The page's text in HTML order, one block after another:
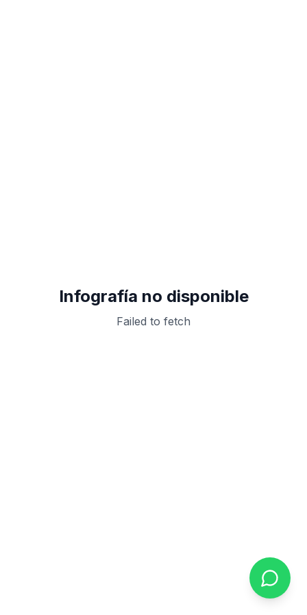
Infografía no disponible
Failed to fetch